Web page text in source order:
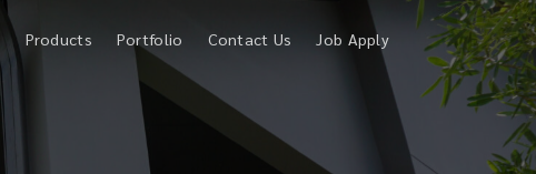
Products Portfolio Contact Us Job Apply